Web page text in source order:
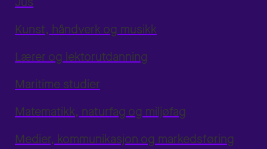
Kunst, håndverk og musikk
Lærer og lektorutdanning
Maritime studier
Matematikk, naturfag og miljøfag
Medier, kommunikasjon og markedsføring